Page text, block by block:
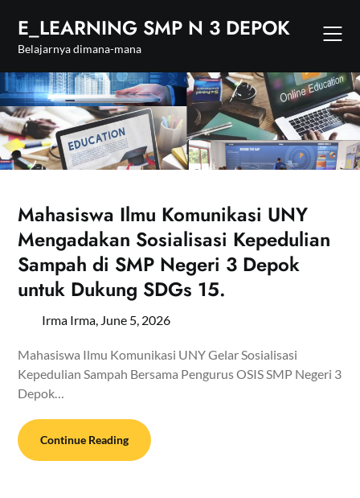
content
E_LEARNING SMP N 3 DEPOK
Belajarnya dimana-mana
Mahasiswa Ilmu Komunikasi UNY
Mengadakan Sosialisasi Kepedulian
Sampah di SMP Negeri 3 Depok
untuk Dukung SDGs 15.
Irma Irma, June 5, 2026
Mahasiswa Ilmu Komunikasi UNY Gelar Sosialisasi
Kepedulian Sampah Bersama Pengurus OSIS SMP Negeri 3
Depok…
Continue Reading